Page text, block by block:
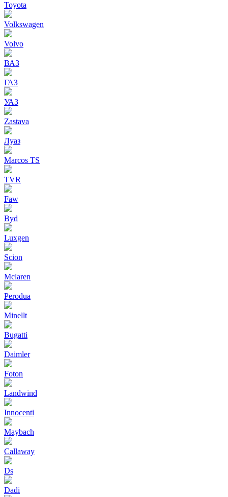
Toyota
Volkswagen
Volvo
ВАЗ
ГАЗ
УАЗ
Zastava
Луаз
Marcos TS
TVR
Faw
Byd
Luxgen
Scion
Mclaren
Perodua
Minellt
Bugatti
Daimler
Foton
Landwind
Innocenti
Maybach
Callaway
Ds
Dadi